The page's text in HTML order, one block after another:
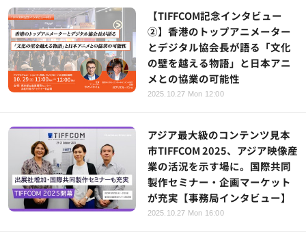
【TIFFCOM記念インタビュー
②】香港のトップアニメーター
とデジタル協会長が語る「文化
の壁を越える物語」と日本アニ
メとの協業の可能性
2025.10.27 Mon 12:00
アジア最大級のコンテンツ見本
市TIFFCOM 2025、アジア映像産
業の活況を示す場に。国際共同
製作セミナー・企画マーケット
が充実【事務局インタビュー】
2025.10.27 Mon 16:00